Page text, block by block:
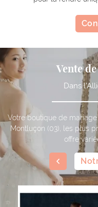
Vente
Dans
Votre boutique de
Montluçon (03), les plus
offre